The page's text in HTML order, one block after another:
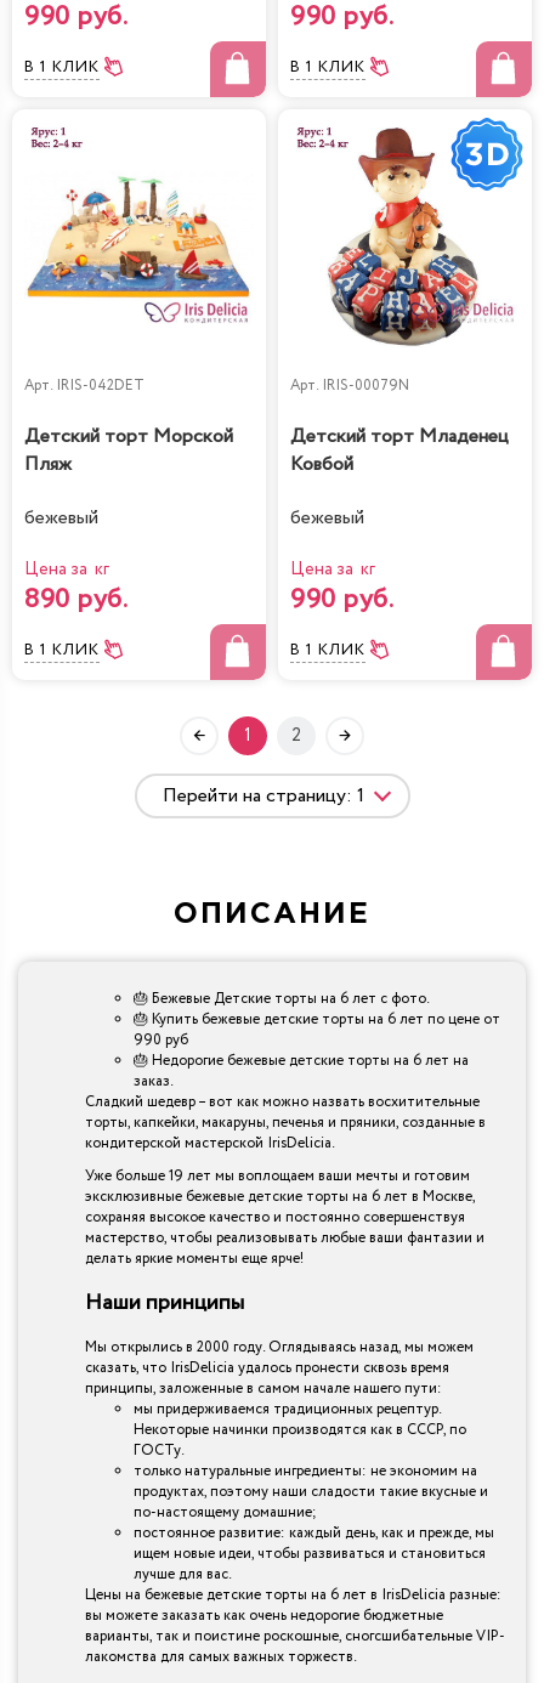
990 руб.
В 1 КЛИК
990 руб.
В 1 КЛИК
Арт. IRIS-042DET
Детский торт Морской
Пляж
бежевый
Цена за кг
890 руб.
В 1 КЛИК
Арт. IRIS-00079N
Детский торт Младенец
Ковбой
бежевый
Цена за кг
990 руб.
В 1 КЛИК
1 2
ОПИСАНИЕ
🎂 Бежевые Детские торты на 6 лет с фото.
🎂 Купить бежевые детские торты на 6 лет по цене от
990 руб
🎂 Недорогие бежевые детские торты на 6 лет на
заказ.
Сладкий шедевр – вот как можно назвать восхитительные
торты, капкейки, макаруны, печенья и пряники, созданные в
кондитерской мастерской IrisDelicia.
Уже больше 19 лет мы воплощаем ваши мечты и готовим
эксклюзивные бежевые детские торты на 6 лет в Москве,
сохраняя высокое качество и постоянно совершенствуя
мастерство, чтобы реализовывать любые ваши фантазии и
делать яркие моменты еще ярче!
Наши принципы
Мы открылись в 2000 году. Оглядываясь назад, мы можем
сказать, что IrisDelicia удалось пронести сквозь время
принципы, заложенные в самом начале нашего пути:
мы придерживаемся традиционных рецептур.
Некоторые начинки производятся как в СССР, по
ГОСТу.
только натуральные ингредиенты: не экономим на
продуктах, поэтому наши сладости такие вкусные и
по-настоящему домашние;
постоянное развитие: каждый день, как и прежде, мы
ищем новые идеи, чтобы развиваться и становиться
лучше для вас.
Цены на бежевые детские торты на 6 лет в IrisDelicia разные:
вы можете заказать как очень недорогие бюджетные
варианты, так и поистине роскошные, сногсшибательные VIP-
лакомства для самых важных торжеств.